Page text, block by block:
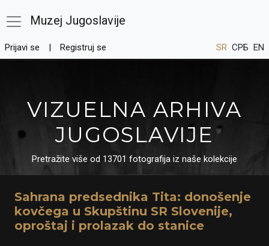
Muzej Jugoslavije
Prijavi se Registruj se SR СРБ EN
VIZUELNA ARHIVA
JUGOSLAVIJE
Pretražite više od 13701 fotografija iz naše kolekcije
Sahrana predsednika Tita: donošenje
kovčega u Skupštinu SR Slovenije,
oproštaj i prolazak do stanice